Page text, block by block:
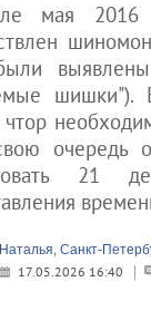
мая
шишки").
чтор
очередь
21
Наталья, Санкт-
17.05.2026 16:40